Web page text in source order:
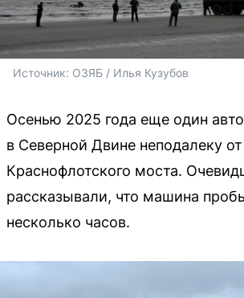
Источник: ОЗЯБ / Илья Кузубов
Осенью 2025 года еще один
в Северной Двине неподалеку от
Краснофлотского моста.
рассказывали, что машина
несколько часов.